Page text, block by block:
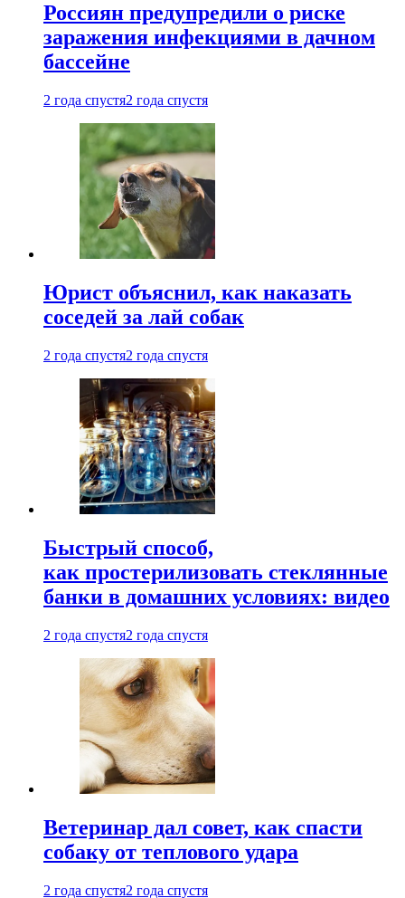
Россиян предупредили о риске
заражения инфекциями в дачном
бассейне
2 года спустя2 года спустя
Юрист объяснил, как наказать
соседей за лай собак
2 года спустя2 года спустя
Быстрый способ,
как простерилизовать стеклянные
банки в домашних условиях: видео
2 года спустя2 года спустя
Ветеринар дал совет, как спасти
собаку от теплового удара
2 года спустя2 года спустя